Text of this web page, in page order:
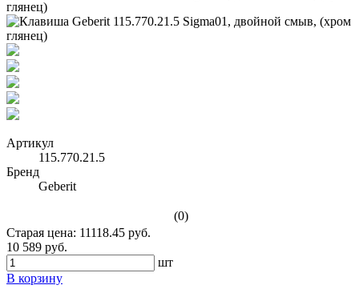
Артикул
115.770.21.5
Бренд
Geberit
(0)
Старая цена: 11118.45 руб.
10 589 руб.
шт
В корзину